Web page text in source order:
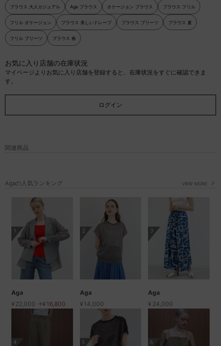
ブラウス 大人カジュアル Aga ブラウス オケージョン ブラウス ブラウス フリル
フリル オケージョン ブラウス 美しいドレープ ブラウス プリーツ ブラウス 夏
フリル プリーツ ブラウス 春
お気に入り店舗の在庫状況
マイページよりお気に入り店舗を登録すると、在庫状況をすぐに確認できま
す。
ログイン
関連商品
Agaの人気ランキング VIEW MORE
1
Aga
¥22,000 →¥16,800
2
Aga
¥14,000
3
Aga
¥24,000
4 5 6